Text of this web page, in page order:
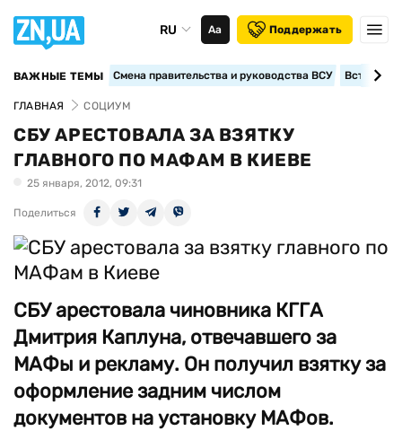
RU Аа Поддержать
ВАЖНЫЕ ТЕМЫ Смена правительства и руководства ВСУ
ГЛАВНАЯ СОЦИУМ
СБУ АРЕСТОВАЛА ЗА ВЗЯТКУ
ГЛАВНОГО ПО МАФАМ В КИЕВЕ
25 января, 2012, 09:31
Поделиться
СБУ арестовала чиновника КГГА
Дмитрия Каплуна, отвечавшего за
МАФы и рекламу. Он получил взятку за
оформление задним числом
документов на установку МАФов.